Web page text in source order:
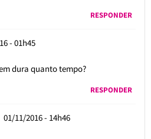
RESPONDER
- 01h45
dura quanto tempo?
RESPONDER
01/11/2016 - 14h46